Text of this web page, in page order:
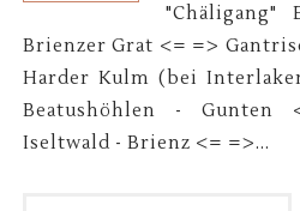
"Chäligang"
Brienzer Grat <= =>
Harder Kulm (bei
Beatushöhlen -
Iseltwald - Brienz <= =>...